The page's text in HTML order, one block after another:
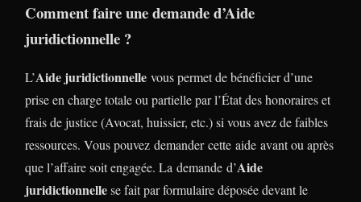
Comment faire une demande d’Aide
juridictionnelle ?
L’Aide juridictionnelle vous permet de bénéficier d’une
prise en charge totale ou partielle par l’État des honoraires et
frais de justice (Avocat, huissier, etc.) si vous avez de faibles
ressources. Vous pouvez demander cette aide avant ou après
que l’affaire soit engagée. La demande d’Aide
juridictionnellese fait par formulaire déposée devant le